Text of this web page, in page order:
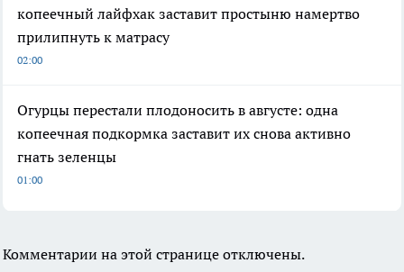
копеечный лайфхак заставит простыню намертво
прилипнуть к матрасу
02:00
Огурцы перестали плодоносить в августе: одна
копеечная подкормка заставит их снова активно
гнать зеленцы
01:00
Комментарии на этой странице отключены.